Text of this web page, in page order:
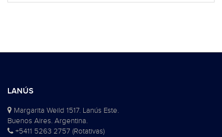
LANÚS
Margarita Weild 1517. Lanús Este.
Buenos Aires. Argentina.
+5411 5263 2757 (Rotativas)